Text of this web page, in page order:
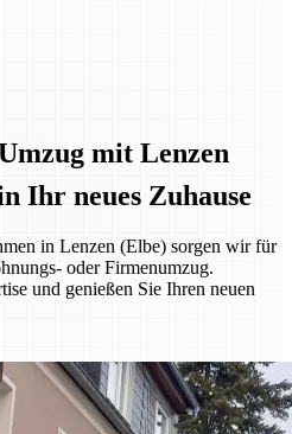
mit Lenzen
Ihr neues Zuhause
in Lenzen (Elbe) sorgen wir für
oder Firmenumzug.
und genießen Sie Ihren neuen